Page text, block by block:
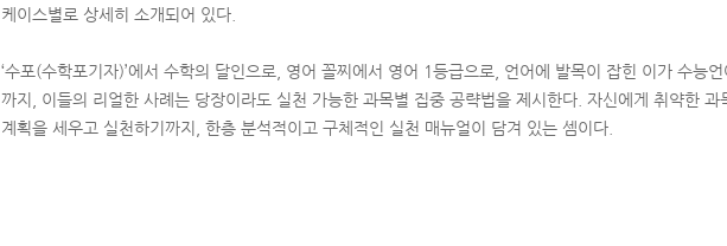
케이스별로 상세히 소개되어 있다.
‘수포(수학포기자)’에서 수학의 달인으로, 영어 꼴찌에서 영어 1등급으로, 언어에 발목이 잡힌 이가 수능언
까지, 이들의 리얼한 사례는 당장이라도 실천 가능한 과목별 집중 공략법을 제시한다. 자신에게 취약한 과
계획을 세우고 실천하기까지, 한층 분석적이고 구체적인 실천 매뉴얼이 담겨 있는 셈이다.